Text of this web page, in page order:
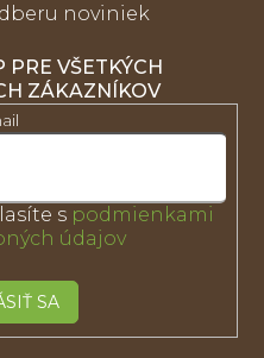
noviniek
VŠETKÝCH
ZÁKAZNÍKOV
s podmienkami
údajov
SA